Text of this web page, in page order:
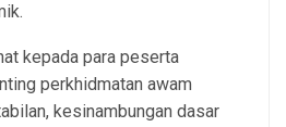
kepada para peserta
perkhidmatan awam
kesinambungan dasar